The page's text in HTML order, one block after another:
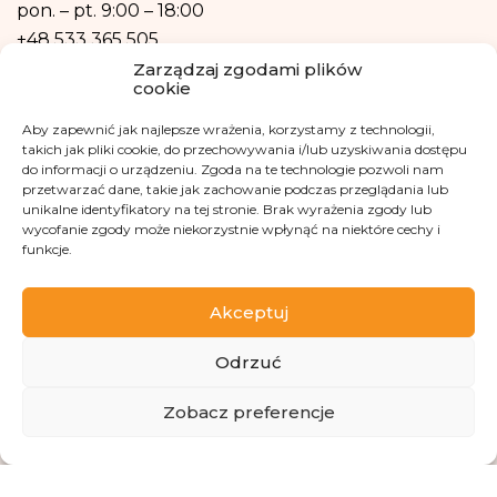
Zarządzaj zgodami plików
cookie
Aby zapewnić jak najlepsze wrażenia, korzystamy z technologii,
takich jak pliki cookie, do przechowywania i/lub uzyskiwania dostępu
do informacji o urządzeniu. Zgoda na te technologie pozwoli nam
przetwarzać dane, takie jak zachowanie podczas przeglądania lub
unikalne identyfikatory na tej stronie. Brak wyrażenia zgody lub
wycofanie zgody może niekorzystnie wpłynąć na niektóre cechy i
funkcje.
Akceptuj
Odrzuć
Zobacz preferencje
pon. – pt. 9:00 – 18:00
+48 533 365 505
Kontakt mailowy
kontakt@fundacjakasisi.pl
Inspektor Danych Osobowych
Klaudia Kwiatkowska
iod@fundacjakasisi.pl
Odwiedź nas na